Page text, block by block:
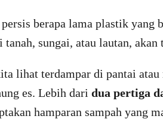
berapa lama plastik yang
tanah, sungai, atau lautan,
lihat terdampar di pantai
es. Lebih dari dua pertiga
hamparan sampah yang